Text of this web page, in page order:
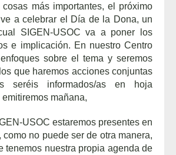
más importantes, el próximo
a celebrar el Día de la Dona, un
SIGEN-USOC va a poner los
e implicación. En nuestro Centro
sobre el tema y seremos
que haremos acciones conjuntas
seréis informados/as en hoja
mañana,
USOC estaremos presentes en
como no puede ser de otra manera,
tenemos nuestra propia agenda de